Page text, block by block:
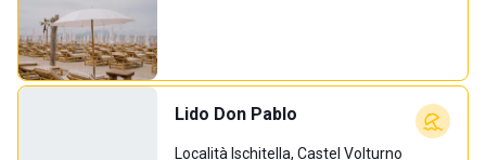
Lido Don Pablo
Località Ischitella, Castel Volturno